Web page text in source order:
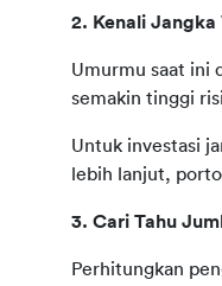
2. Kenali
Umurmu saat ini
semakin tinggi
Untuk investasi
lebih lanjut,
3. Cari Tahu
Perhitungkan